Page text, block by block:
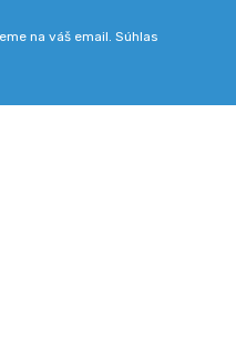
na váš email. Súhlas